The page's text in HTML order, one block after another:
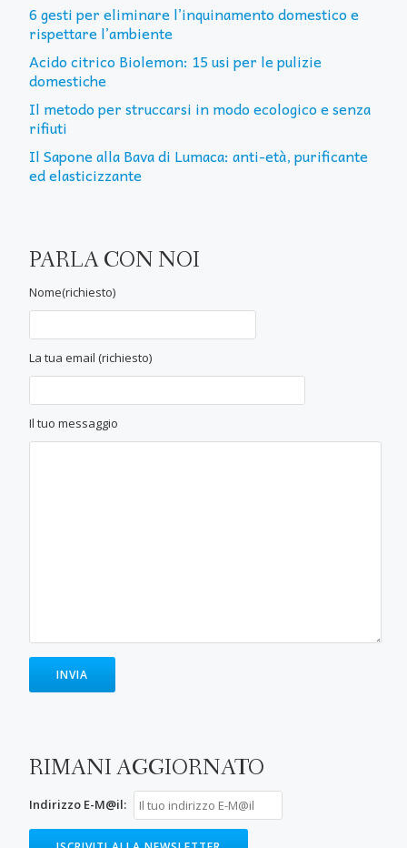
6 gesti per eliminare l’inquinamento domestico e
rispettare l’ambiente
Acido citrico Biolemon: 15 usi per le pulizie
domestiche
Il metodo per struccarsi in modo ecologico e senza
rifiuti
Il Sapone alla Bava di Lumaca: anti-età, purificante
ed elasticizzante
PARLA CON NOI
Nome(richiesto)
La tua email (richiesto)
Il tuo messaggio
RIMANI AGGIORNATO
Indirizzo E-M@il: